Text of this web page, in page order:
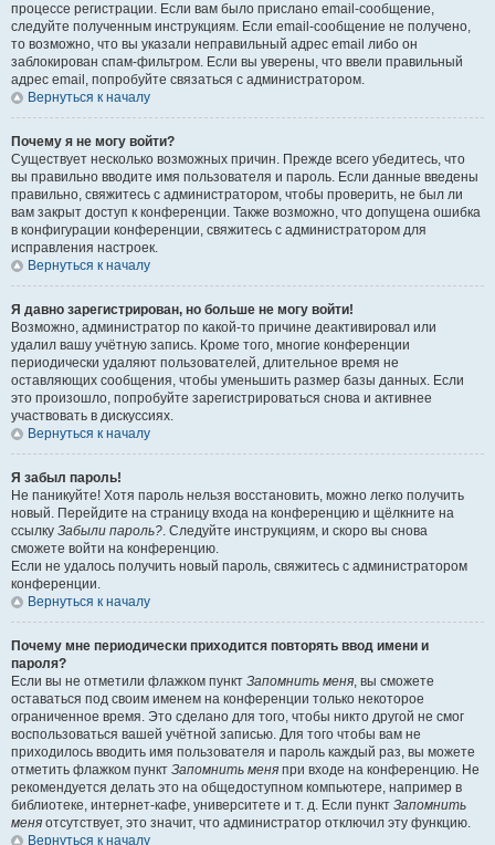
процессе регистрации. Если вам было прислано email-сообщение,
следуйте полученным инструкциям. Если email-сообщение не получено,
то возможно, что вы указали неправильный адрес email либо он
заблокирован спам-фильтром. Если вы уверены, что ввели правильный
адрес email, попробуйте связаться с администратором.
Вернуться к началу
Почему я не могу войти?
Существует несколько возможных причин. Прежде всего убедитесь, что
вы правильно вводите имя пользователя и пароль. Если данные введены
правильно, свяжитесь с администратором, чтобы проверить, не был ли
вам закрыт доступ к конференции. Также возможно, что допущена ошибка
в конфигурации конференции, свяжитесь с администратором для
исправления настроек.
Вернуться к началу
Я давно зарегистрирован, но больше не могу войти!
Возможно, администратор по какой-то причине деактивировал или
удалил вашу учётную запись. Кроме того, многие конференции
периодически удаляют пользователей, длительное время не
оставляющих сообщения, чтобы уменьшить размер базы данных. Если
это произошло, попробуйте зарегистрироваться снова и активнее
участвовать в дискуссиях.
Вернуться к началу
Я забыл пароль!
Не паникуйте! Хотя пароль нельзя восстановить, можно легко получить
новый. Перейдите на страницу входа на конференцию и щёлкните на
ссылку Забыли пароль?. Следуйте инструкциям, и скоро вы снова
сможете войти на конференцию.
Если не удалось получить новый пароль, свяжитесь с администратором
конференции.
Вернуться к началу
Почему мне периодически приходится повторять ввод имени и
пароля?
Если вы не отметили флажком пункт Запомнить меня, вы сможете
оставаться под своим именем на конференции только некоторое
ограниченное время. Это сделано для того, чтобы никто другой не смог
воспользоваться вашей учётной записью. Для того чтобы вам не
приходилось вводить имя пользователя и пароль каждый раз, вы можете
отметить флажком пункт Запомнить меня при входе на конференцию. Не
рекомендуется делать это на общедоступном компьютере, например в
библиотеке, интернет-кафе, университете и т. д. Если пункт Запомнить
меня отсутствует, это значит, что администратор отключил эту функцию.
Вернуться к началу